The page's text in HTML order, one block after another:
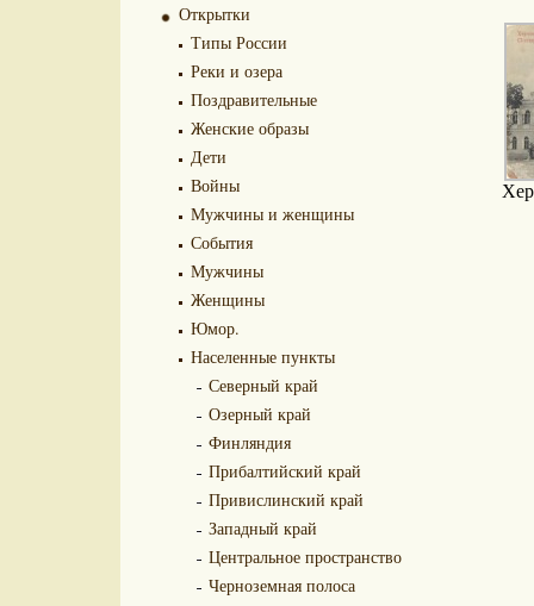
Открытки
Типы России
Реки и озера
Поздравительные
Женские образы
Дети
Войны
Мужчины и женщины
События
Мужчины
Женщины
Юмор.
Населенные пункты
Северный край
Озерный край
Финляндия
Прибалтийский край
Привислинский край
Западный край
Центральное пространство
Черноземная полоса